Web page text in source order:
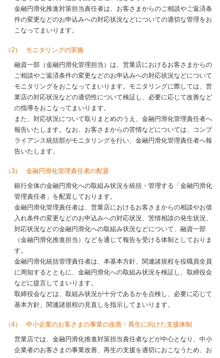
金融円滑化推進対策担当責任者は、お客さまからのご相談やご返済条
件の変更などのお申込みへの対応状況などについての適切な管理をお
こなってまいります。
（2） モニタリングの実施
融資一部（金融円滑化管理担当）は、営業店におけるお客さまからの
ご相談やご返済条件の変更などのお申込みへの対応状況などについて
モニタリングをおこなってまいります。モニタリングに際しては、営
業店の対応状況などの適切性について検証し、必要に応じて改善など
の指導をおこなってまいります。
また、対応状況について取りまとめのうえ、金融円滑化管理責任者へ
報告いたします。なお、お客さまからの苦情などについては、コンプ
ライアンス統括部がモニタリングを行い、金融円滑化管理責任者へ報
告いたします。
（3） 金融円滑化管理責任者の配置
銀行全体の金融円滑化への取組み状況を統括・管理する「金融円滑化
管理責任者」を配置しております。
金融円滑化管理責任者は、営業店におけるお客さまからの相談やお借
入れ条件の変更などのお申込みへの対応状況、苦情相談の発生状況、
対応状況などの金融円滑化への取組み状況などについて、融資一部
（金融円滑化推進担当）などを通じて報告を受ける体制としておりま
す。
金融円滑化統括管理責任者は、本基本方針、関連諸規程を役職員全員
に周知するとともに、金融円滑化への取組み状況を検証し、取締役会
などに提言してまいります。
取締役会などは、取組み状況が十分であるかを点検し、必要に応じて
基本方針、関連諸規程の見直しを指示してまいります。
（4） 中小企業のお客さまの事業の改善・再生に向けた支援体制
営業店では、金融円滑化推進対策担当責任者などが中心となり、中小
企業者のお客さまの事業改善、再生の支援を適切におこなうため、お